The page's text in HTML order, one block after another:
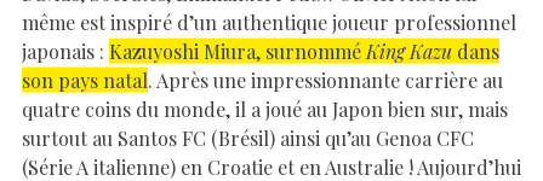
même est inspiré d’un authentique joueur professionnel
japonais : Kazuyoshi Miura, surnommé King Kazu dans
son pays natal. Après une impressionnante carrière au
quatre coins du monde, il a joué au Japon bien sur, mais
surtout au Santos FC (Brésil) ainsi qu’au Genoa CFC
(Série A italienne) en Croatie et en Australie ! Aujourd’hui